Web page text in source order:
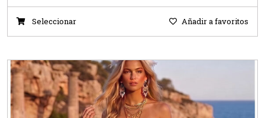
Seleccionar Añadir a favoritos